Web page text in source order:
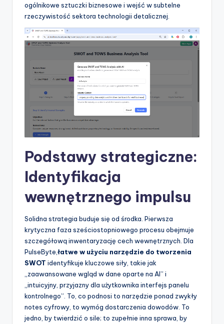
U
p
d
ogólnikowe sztuczki biznesowe i wejść w subtelne
rzeczywistość sektora technologii detalicznej.
Podstawy strategiczne:
Identyfikacja
wewnętrznego impulsu
Solidna strategia buduje się od środka. Pierwsza
krytyczna faza sześciostopniowego procesu obejmuje
szczegółową inwentaryzację cech wewnętrznych. Dla
PulseByte, łatwe w użyciu narzędzie do tworzenia
SWOT identyfikuje kluczowe siły, takie jak
„zaawansowane wgląd w dane oparte na AI” i
„intuicyjny, przyjazny dla użytkownika interfejs panelu
kontrolnego”. To, co podnosi to narzędzie ponad zwykły
notes cyfrowy, to wymóg dostarczenia dowodów. To
jedno, by twierdzić o sile; to zupełnie inna sprawa, by